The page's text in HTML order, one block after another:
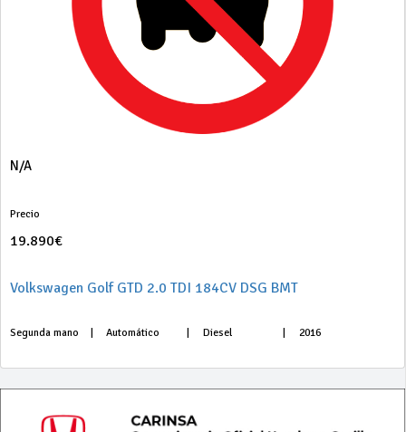
N/A
Precio
19.890€
Volkswagen Golf GTD 2.0 TDI 184CV DSG BMT
Segunda mano Automático Diesel 2016